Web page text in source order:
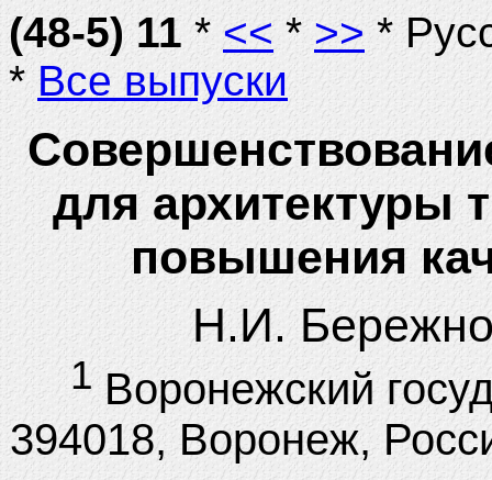
(48-5) 11* << *>>*
*Все выпуски
для архитектуры
повышения
Н.И.
1Воронежский
394018, Воронеж,